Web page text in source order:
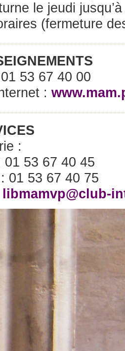
le jeudi
(fermeture
53 67 40 00
:
:
01 53 67 40 45
01 53 67 40 75
libmamvp@club-